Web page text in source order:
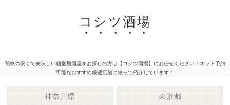
コシツ酒場
関東の安くて美味しい個室居酒屋をお探しの方は【コシツ酒場】にお任せください！ネット予約
可能なおすすめ厳選店舗に絞って紹介しています！
神奈川県 東京都